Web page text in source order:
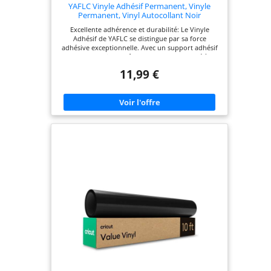
YAFLC Vinyle Adhésif Permanent, Vinyle
Permanent, Vinyl Autocollant Noir
Excellente adhérence et durabilité: Le Vinyle
Adhésif de YAFLC se distingue par sa force
adhésive exceptionnelle. Avec un support adhésif
super fort, il peut être fermement attaché à
formation de bulles d'air. Conçu pour résister au
pour une utilisation intérieure et extérieure Facile
à couper, désherber et transférer: Le Vinyle
Adhésif de YAFLC offre d'excellentes propriétés de
coupe, ce qui facilite la coupe, le désherbage et le
motif et appuyez dessus. Étape 3: Retournez le
motif sur la bande de transfert. Étape 4:
Transférez - le sur une surface lisse. Étape 5: une
fois que le motif est collé à la surface, vous pouvez
déchirer la bande de transfert et c'est fait
Application multifonctionnelle: Le Vinyle Adhésif
de YAFLC est idéal pour le bricolage, tels que
11,99 €